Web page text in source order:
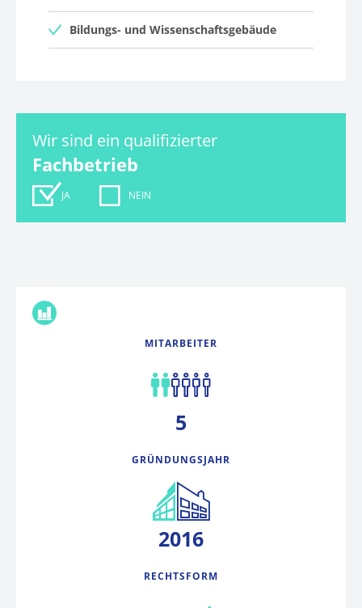
Bildungs- und Wissenschaftsgebäude
Wir sind ein qualifizierter
Fachbetrieb
JA NEIN
MITARBEITER
5
GRÜNDUNGSJAHR
2016
RECHTSFORM